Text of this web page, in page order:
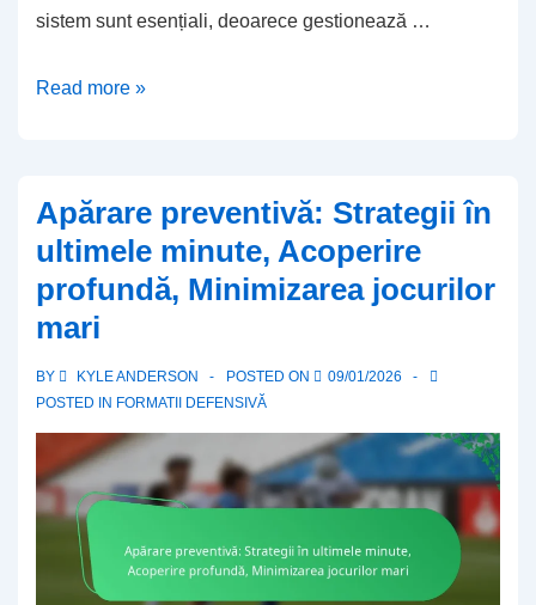
sistem sunt esențiali, deoarece gestionează …
3-
fundașilor,
Responsabilitățile
pe
intervale,
de
Read more »
Apărare preventivă: Strategii în
ultimele minute, Acoperire
profundă, Minimizarea jocurilor
mari
BY KYLE ANDERSON POSTED ON
09/01/2026
POSTED IN FORMATII DEFENSIVĂ